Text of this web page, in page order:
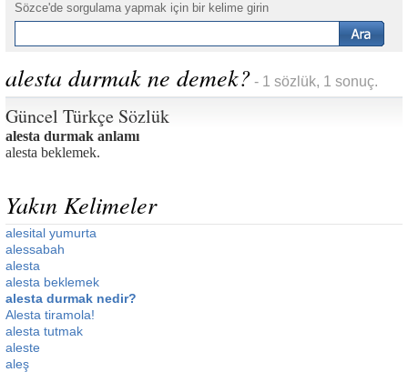
Sözce'de sorgulama yapmak için bir kelime girin
alesta durmak ne demek? - 1 sözlük, 1 sonuç.
Güncel Türkçe Sözlük
alesta durmak anlamı
alesta beklemek.
Yakın Kelimeler
alesital yumurta
alessabah
alesta
alesta beklemek
alesta durmak nedir?
Alesta tiramola!
alesta tutmak
aleste
aleş